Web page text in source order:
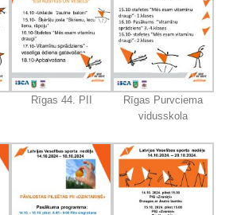
Rīgas 44. PII
Rīgas Purvciema
vidusskola